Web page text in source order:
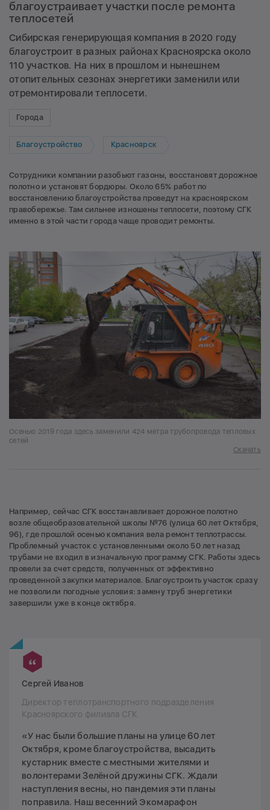
благоустраивает участки после ремонта
теплосетей
Сибирская генерирующая компания в 2020 году
благоустроит в разных районах Красноярска около
110 участков. На них в прошлом и нынешнем
отопительных сезонах энергетики заменили или
отремонтировали теплосети.
Города
Благоустройство Красноярск
Сотрудники компании разобьют газоны, восстановят дорожное
полотно и установят бордюры. Около 65% работ по
восстановлению благоустройства проведут на красноярском
правобережье. Там сильнее изношены теплосети, поэтому СГК
именно в этой части города чаще проводит ремонты.
Осенью 2019 года здесь заменили 424 метра трубопровода тепловых
сетей
Скачать
Например, сейчас СГК восстанавливает дорожное полотно
возле общеобразовательной школы №76 (улица 60 лет Октября,
96), где прошлой осенью компания вела ремонт теплотрассы.
Проблемный участок с установленными около 50 лет назад
трубами не входил в изначальную программу СГК. Работы здесь
провели за счет средств, полученных от эффективно
проведенной закупки материалов. Благоустроить участок сразу
не позволили погодные условия: замену труб энергетики
завершили уже в конце октября.
Сергей Иванов
Директор теплотранспортного подразделения
Красноярского филиала СГК
«У нас были большие планы на улице 60 лет
Октября, кроме благоустройства, высадить
кустарник вместе с местными жителями и
волонтерами Зелёной дружины СГК. Ждали
наступления весны, но пандемия эти планы
поправила. Наш весенний Экомарафон